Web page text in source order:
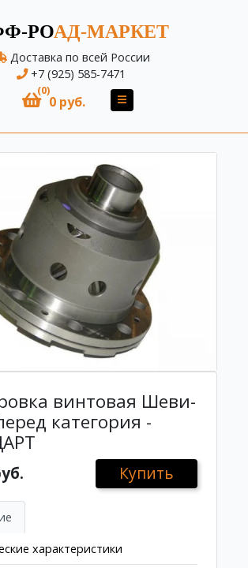
РОАД-МАРКЕТ
Доставка по всей России
+7 (925) 585-7471
(0)
0 руб.
винтовая Шеви-
категория -
Купить
характеристики